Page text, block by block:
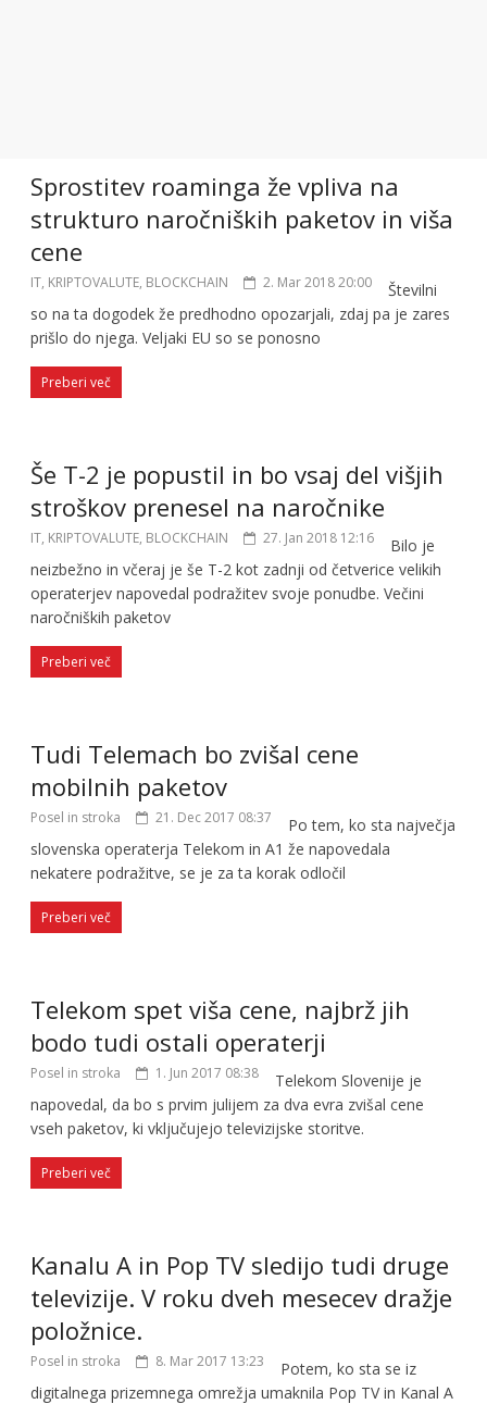
Sprostitev roaminga že vpliva na
strukturo naročniških paketov in viša
cene
IT, KRIPTOVALUTE, BLOCKCHAIN 2. Mar 2018 20:00
Številni
so na ta dogodek že predhodno opozarjali, zdaj pa je zares
prišlo do njega. Veljaki EU so se ponosno
Preberi več
Še T-2 je popustil in bo vsaj del višjih
stroškov prenesel na naročnike
IT, KRIPTOVALUTE, BLOCKCHAIN 27. Jan 2018 12:16
Bilo je
neizbežno in včeraj je še T-2 kot zadnji od četverice velikih
operaterjev napovedal podražitev svoje ponudbe. Večini
naročniških paketov
Preberi več
Tudi Telemach bo zvišal cene
mobilnih paketov
Posel in stroka 21. Dec 2017 08:37
Po tem, ko sta največja
slovenska operaterja Telekom in A1 že napovedala
nekatere podražitve, se je za ta korak odločil
Preberi več
Telekom spet viša cene, najbrž jih
bodo tudi ostali operaterji
Posel in stroka 1. Jun 2017 08:38
Telekom Slovenije je
napovedal, da bo s prvim julijem za dva evra zvišal cene
vseh paketov, ki vključujejo televizijske storitve.
Preberi več
Kanalu A in Pop TV sledijo tudi druge
televizije. V roku dveh mesecev dražje
položnice.
Posel in stroka 8. Mar 2017 13:23
Potem, ko sta se iz
digitalnega prizemnega omrežja umaknila Pop TV in Kanal A